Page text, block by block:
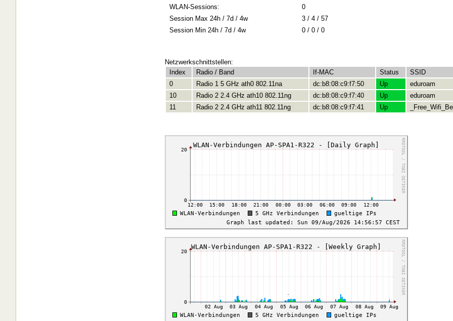
WLAN-Sessions:
0
Session Max 24h / 7d / 4w
3 / 4 / 57
Session Min 24h / 7d / 4w
0 / 0 / 0
Netzwerkschnittstellen:
Index
Radio / Band If-MAC Status SSID
0
Radio 1 5 GHz ath0 802.11na dc:b8:08:c9:f7:50 Up
eduroam
10
Radio 2 2.4 GHz ath10 802.11ng dc:b8:08:c9:f7:40 Up
eduroam
11
Radio 2 2.4 GHz ath11 802.11ng dc:b8:08:c9:f7:41 Up